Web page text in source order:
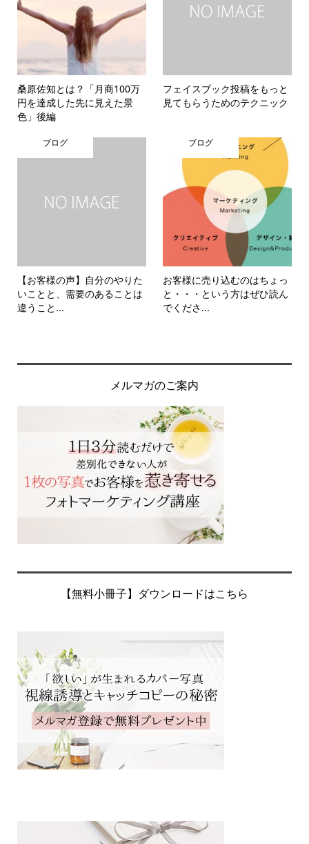
桑原佐知とは？「月商100万
円を達成した先に見えた景
色」後編
フェイスブック投稿をもっと
見てもらうためのテクニック
ブログ
【お客様の声】自分のやりた
いことと、需要のあることは
違うこと...
ブログ
お客様に売り込むのはちょっ
と・・・という方はぜひ読ん
でくださ...
メルマガのご案内
【無料小冊子】ダウンロードはこちら